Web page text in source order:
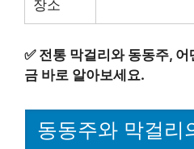
장소
✅ 전통 막걸리와 동동주,
금 바로 알아보세요.
동동주와 막걸리